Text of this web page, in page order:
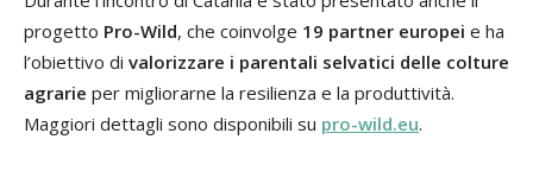
progetto Pro-Wild, che coinvolge 19 partner europei e ha
l’obiettivo di valorizzare i parentali selvatici delle colture
agrarie per migliorarne la resilienza e la produttività.
Maggiori dettagli sono disponibili su pro-wild.eu.